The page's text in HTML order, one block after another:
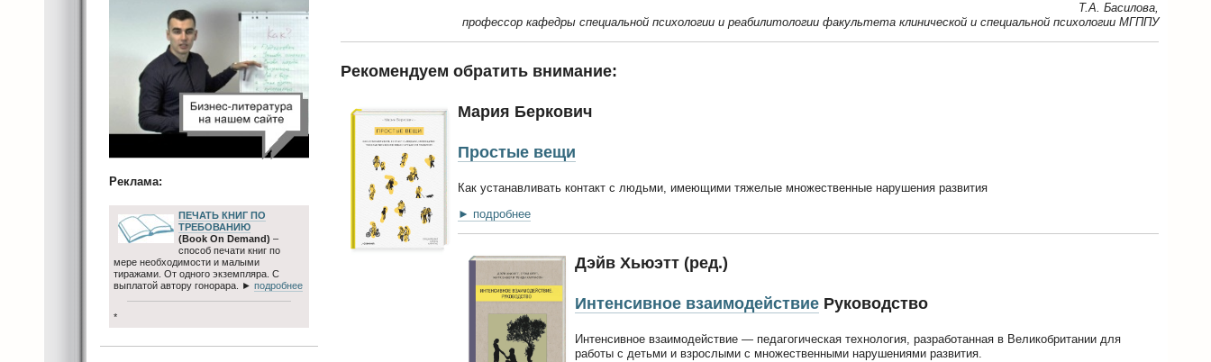
Т.А. Басилова,
профессор кафедры специальной психологии и реабилитологии факультета клинической и специальной психологии МГППУ
Рекомендуем обратить внимание:
Мария Беркович
Простые вещи
Как устанавливать контакт с людьми, имеющими тяжелые множественные нарушения развития
► подробнее
Дэйв Хьюэтт (ред.)
Интенсивное взаимодействие Руководство
Интенсивное взаимодействие — педагогическая технология, разработанная в Великобритании для
работы с детьми и взрослыми с множественными нарушениями развития.
Реклама:
ПЕЧАТЬ КНИГ ПО
ТРЕБОВАНИЮ
(Book On Demand) –
способ печати книг по
мере необходимости и малыми
тиражами. От одного экземпляра. С
выплатой автору гонорара. ► подробнее
*